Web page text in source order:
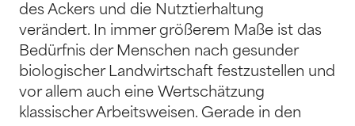
des Ackers und die Nutztierhaltung
verändert. In immer größerem Maße ist das
Bedürfnis der Menschen nach gesunder
biologischer Landwirtschaft festzustellen und
vor allem auch eine Wertschätzung
klassischer Arbeitsweisen. Gerade in den